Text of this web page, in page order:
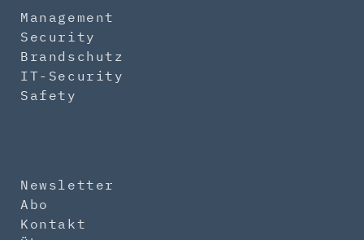
Management
Security
Brandschutz
IT-Security
Safety
Newsletter
Abo
Kontakt